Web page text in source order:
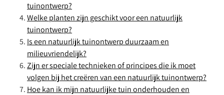
tuinontwerp?
Welke planten zijn geschikt voor een natuurlijk
tuinontwerp?
Is een natuurlijk tuinontwerp duurzaam en
milieuvriendelijk?
Zijn er speciale technieken of principes die ik moet
volgen bij het creëren van een natuurlijk tuinontwerp?
Hoe kan ik mijn natuurlijke tuin onderhouden en